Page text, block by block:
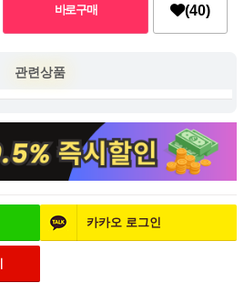
(40)
관련상품
카카오 로그인